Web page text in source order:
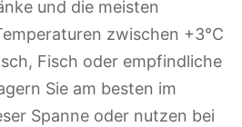
und die meisten
zwischen +3°C
Fisch oder empfindliche
Sie am besten im
Spanne oder nutzen bei